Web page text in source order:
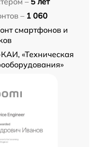
– 1 060
смартфонов и
«Техническая